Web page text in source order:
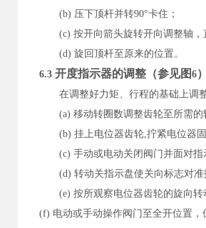
(b) 压下顶杆并转90°卡住；
(c) 按开向箭头旋转开向调整轴，
(d) 旋回顶杆至原来的位置。
6.3 开度指示器的调整（参见图6）
在调整好力矩、行程的基础上调
(a) 移动转圈数调整齿轮至所需的
(b) 挂上电位器齿轮,拧紧电位器
(c) 手动或电动关闭阀门并面对
(d) 转动关指示盘使关向标志对准
(e) 按所观察电位器齿轮的旋向
(f) 电动或手动操作阀门至全开位置